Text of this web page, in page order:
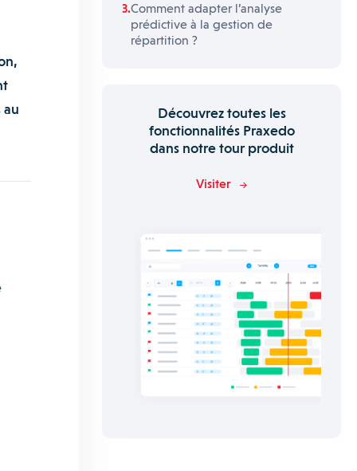
au
Comment adapter l’analyse
prédictive à la gestion de
répartition ?
Découvrez toutes les
fonctionnalités Praxedo
dans notre tour produit
Visiter